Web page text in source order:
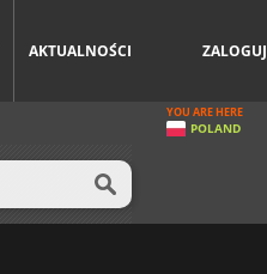
AKTUALNOŚCI
YOU ARE HERE
POLAND